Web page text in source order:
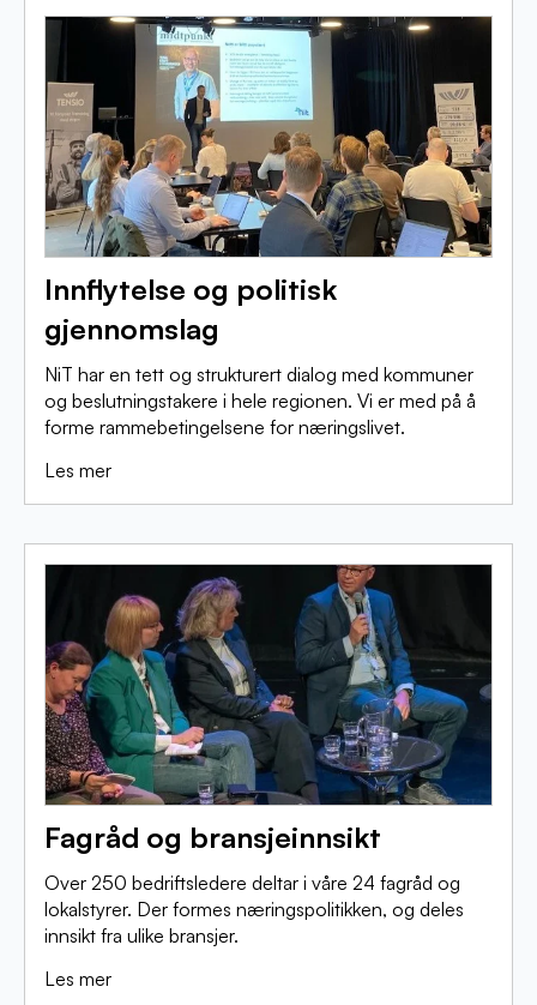
Innflytelse og politisk
gjennomslag
NiT har en tett og strukturert dialog med kommuner
og beslutningstakere i hele regionen. Vi er med på å
forme rammebetingelsene for næringslivet.
Les mer
Fagråd og bransjeinnsikt
Over 250 bedriftsledere deltar i våre 24 fagråd og
lokalstyrer. Der formes næringspolitikken, og deles
innsikt fra ulike bransjer.
Les mer